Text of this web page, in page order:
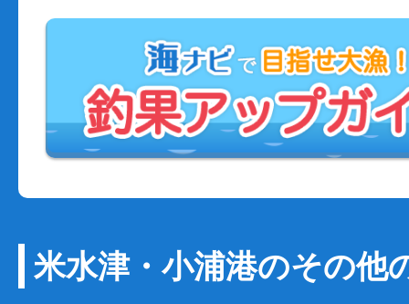
米水津・小浦港のその他